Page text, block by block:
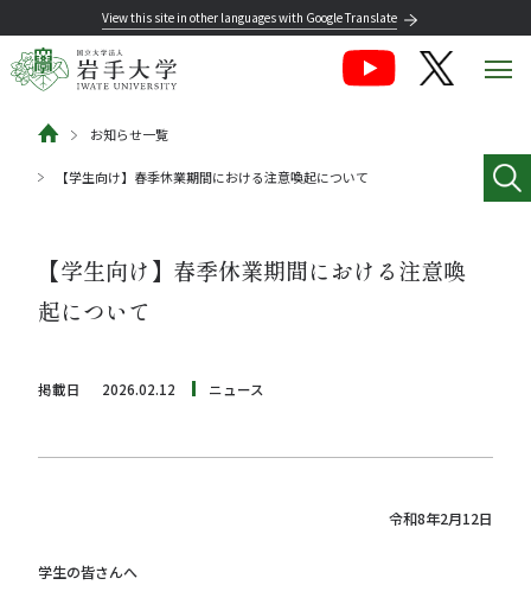
View this site in other languages with Google Translate
お知らせ一覧
【学生向け】春季休業期間における注意喚起について
【学生向け】春季休業期間における注意喚
起について
掲載日 2026.02.12 ニュース
令和8年2月12日
学生の皆さんへ